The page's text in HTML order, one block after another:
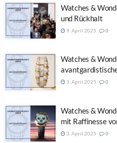
Watches &
und Rückhalt
9. April 2025 0
Watches &
3. April 2025 0
Watches &
mit Raffinesse
3. April 2025 0